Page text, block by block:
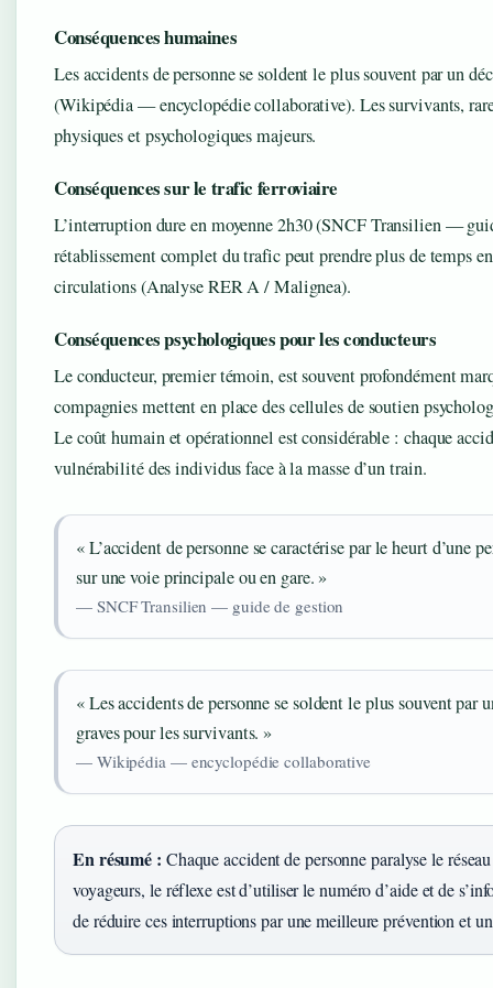
Conséquences humaines
Les accidents de personne se soldent le plus souvent par un
(Wikipédia — encyclopédie collaborative). Les survivants,
physiques et psychologiques majeurs.
Conséquences sur le trafic ferroviaire
L’interruption dure en moyenne 2h30 (SNCF Transilien —
rétablissement complet du trafic peut prendre plus de temps
circulations (Analyse RER A / Malignea).
Conséquences psychologiques pour les conducteurs
Le conducteur, premier témoin, est souvent profondément
compagnies mettent en place des cellules de soutien
Le coût humain et opérationnel est considérable : chaque
vulnérabilité des individus face à la masse d’un train.
« L’accident de personne se caractérise par le heurt d’une
sur une voie principale ou en gare. »
— SNCF Transilien — guide de gestion
« Les accidents de personne se soldent le plus souvent par
graves pour les survivants. »
— Wikipédia — encyclopédie collaborative
En résumé : Chaque accident de personne paralyse le
voyageurs, le réflexe est d’utiliser le numéro d’aide et de
de réduire ces interruptions par une meilleure prévention et